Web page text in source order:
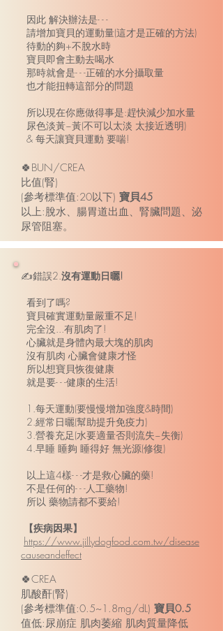
因此 解決辦法是- - -
請增加寶貝的運動量(這才是正確的方法)
待動的夠+不脫水時
寶貝即會主動去喝水
那時就會是- - -正確的水分攝取量
也才能扭轉這部分的問題
所以現在你應做得事是:趕快減少加水量
尿色淡黃~黃(不可以太淡 太接近透明)
& 每天讓寶貝運動 要喘!
🍀BUN/CREA
比值(腎)
(參考標準值:20以下) 寶貝45
以上:脫水、腸胃道出血、腎臟問題、泌
尿管阻塞。
✍錯誤2.沒有運動日曬!
看到了嗎?
寶貝確實運動量嚴重不足!
完全沒...有肌肉了!
心臟就是身體內最大塊的肌肉
沒有肌肉 心臟會健康才怪
所以想寶貝恢復健康
就是要- - -健康的生活!
1.每天運動(要慢慢增加強度&時間)
2.經常日曬(幫助提升免疫力)
3.營養充足(水要適量否則流失~失衡)
4.早睡 睡夠 睡得好 無光源(修復)
以上這4樣- - -才是救心臟的藥!
不是任何的- - -人工藥物!
所以 藥物請都不要給!
【疾病因果】
https://www.jillydogfood.com.tw/disease
causeandeffect
🍀CREA
肌酸酐(腎)
(參考標準值:0.5~1.8mg/dL) 寶貝0.5
值低:尿崩症 肌肉萎縮 肌肉質量降低